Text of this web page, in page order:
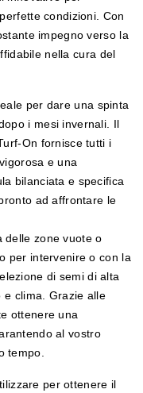
condizioni. Con
impegno verso la
nella cura del
per dare una spinta
i mesi invernali. Il
On fornisce tutti i
e una
bilanciata e specifica
ad affrontare le
delle zone vuote o
per intervenire o con la
di semi di alta
clima. Grazie alle
ottenere una
al vostro
tempo.
per ottenere il